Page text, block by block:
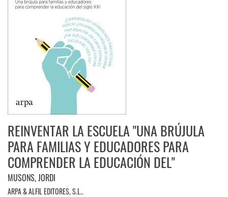
REINVENTAR LA ESCUELA "UNA BRÚJULA
PARA FAMILIAS Y EDUCADORES PARA
COMPRENDER LA EDUCACIÓN DEL"
MUSONS, JORDI
ARPA & ALFIL EDITORES, S.L..